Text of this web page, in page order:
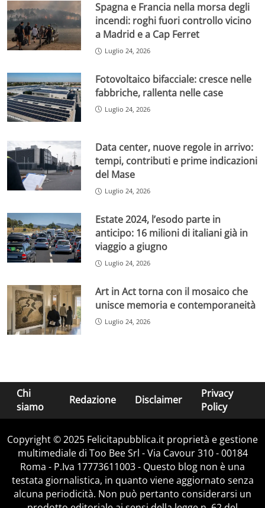
Spagna e Francia nella morsa degli
incendi: roghi fuori controllo vicino
a Madrid e a Cap Ferret
Luglio 24, 2026
Fotovoltaico bifacciale: cresce nelle
fabbriche, rallenta nelle case
Luglio 24, 2026
Data center, nuove regole in arrivo:
tempi, contributi e prime indicazioni
del Mase
Luglio 24, 2026
Estate 2024, l’esodo parte in
anticipo: 16 milioni di italiani già in
viaggio a giugno
Luglio 24, 2026
Art in Act torna con il mosaico che
unisce memoria e contemporaneità
Luglio 24, 2026
Chi
siamo
Redazione Disclaimer
Privacy
Policy
Copyright © 2025 Felicitapubblica.it proprietà e gestione
multimediale di Too Bee Srl - Via Cavour 310 - 00184
Roma - P.Iva 17773611003 - Questo blog non è una
testata giornalistica, in quanto viene aggiornato senza
alcuna periodicità. Non può pertanto considerarsi un